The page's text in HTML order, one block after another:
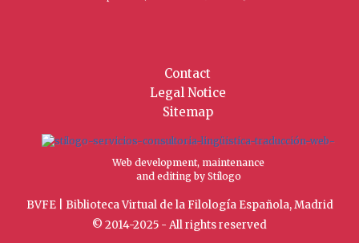
Contact
Legal Notice
Sitemap
Web development, maintenance
and editing by Stílogo
BVFE | Biblioteca Virtual de la Filología Española, Madrid
© 2014-2025 - All rights reserved